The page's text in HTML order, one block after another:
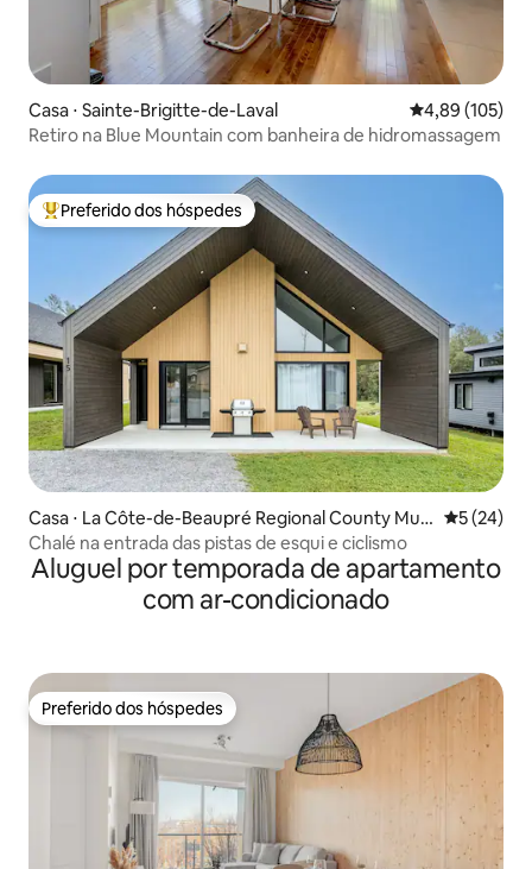
Casa ⋅ Sainte-Brigitte-de-Laval 4,89 de uma
4,89 (105)
Retiro na Blue Mountain com banheira de hidromassagem
Entre os melhores preferidos dos hóspedes
Preferido dos hóspedes
Casa ⋅ La Côte-de-Beaupré Regional County Muni
cipality
5 de uma
5 (24)
Chalé na entrada das pistas de esqui e ciclismo
Aluguel por temporada de apartamento
com ar-condicionado
Preferido dos hóspedes
Preferido dos hóspedes